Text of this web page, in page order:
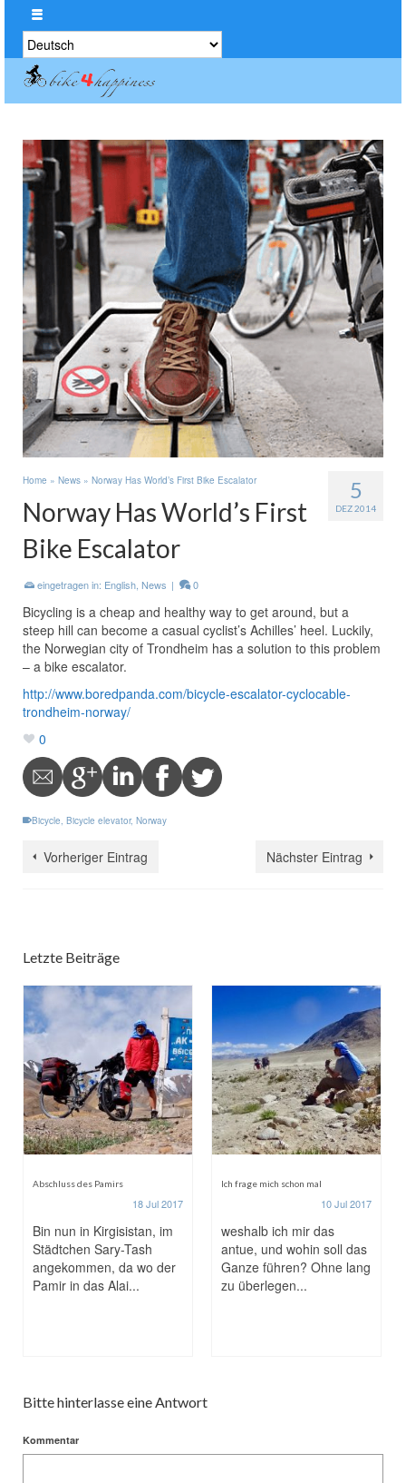
Sprache
auswählen
5
DEZ 2014
Home » News » Norway Has World’s First Bike Escalator
Norway Has World’s First
Bike Escalator
eingetragen in: English News | 0
Bicycling is a cheap and healthy way to get around, but a
steep hill can become a casual cyclist’s Achilles’ heel. Luckily,
the Norwegian city of Trondheim has a solution to this problem
– a bike escalator.
http://www.boredpanda.com/bicycle-escalator-cyclocable-
trondheim-norway/
0
Bicycle Bicycle elevator, Norway
Vorheriger Eintrag Nächster Eintrag
Letzte Beiträge
Abschluss des Pamirs
18 Jul 2017
Bin nun in Kirgisistan, im
Städtchen Sary-Tash
angekommen, da wo der
Pamir in das Alai...
Ich frage mich schon mal
10 Jul 2017
weshalb ich mir das
antue, und wohin soll das
Ganze führen? Ohne lang
zu überlegen...
Bitte hinterlasse eine Antwort
Kommentar